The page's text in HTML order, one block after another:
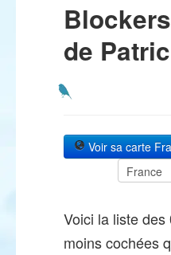
de
Voir sa carte
Voici la liste
moins cochées